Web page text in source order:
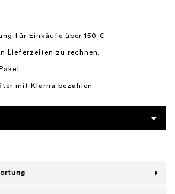
für Einkäufe über 150 €
Lieferzeiten zu rechnen.
mit Klarna bezahlen